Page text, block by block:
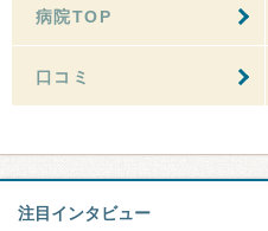
病院TOP
口コミ
注目インタビュー